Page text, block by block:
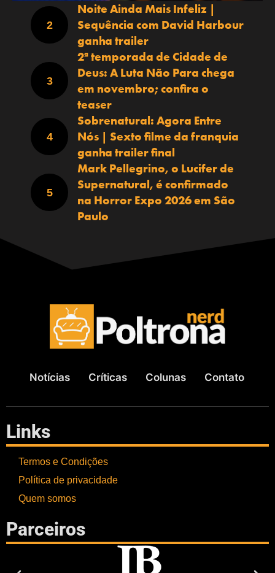
Noite Ainda Mais Infeliz |
Sequência com David Harbour
ganha trailer
2ª temporada de Cidade de
Deus: A Luta Não Para chega
em novembro; confira o
teaser
Sobrenatural: Agora Entre
Nós | Sexto filme da franquia
ganha trailer final
Mark Pellegrino, o Lucifer de
Supernatural, é confirmado
na Horror Expo 2026 em São
Paulo
Notícias Críticas Colunas Contato
Links
Termos e Condições
Política de privacidade
Quem somos
Parceiros